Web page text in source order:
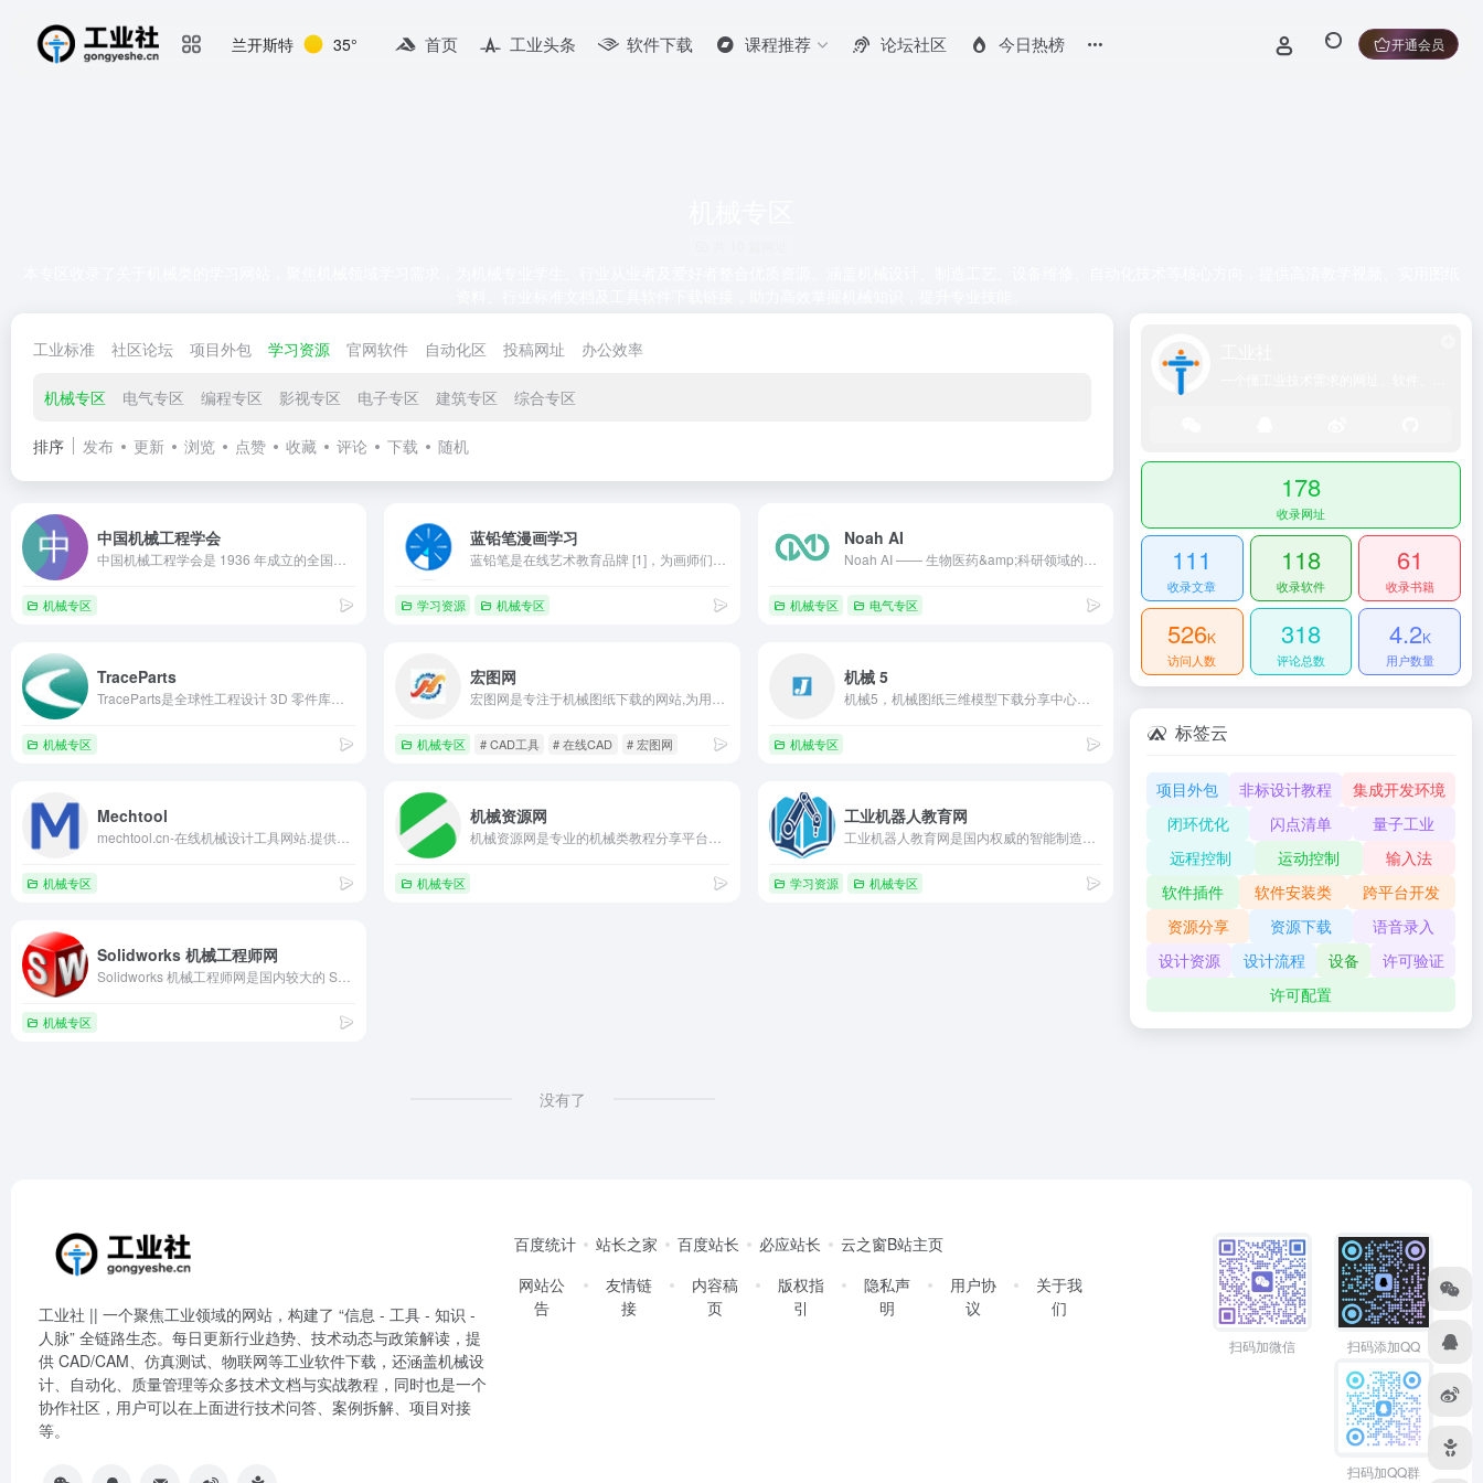
兰开斯特 35° 首页 工业头条 软件下载 课程推荐 论坛社区 今日热榜 开通会员
工业标准 社区论坛 项目外包 学习资源 官网软件 自动化区 投稿网址 办公效率
机械专区 电气专区 编程专区 影视专区 电子专区 建筑专区 综合专区
排序 发布 更新 浏览 点赞 收藏 评论 下载 随机
中国机械工程学会
机械专区
蓝铅笔漫画学习
学习资源 机械专区
Noah AI
机械专区 电气专区
TraceParts
机械专区
宏图网
机械专区 # CAD工具 # 在线CAD # 宏图网
机械 5
机械5，机械图纸三维模型下载分享中心，专注机械工业设计，主要提供机械cad图纸、SolidWorks、Catia、Creo、Pro/E、UG/NX三维模型等技术资料的下载及浏览服务。
机械专区
Mechtool
机械专区
机械资源网
机械专区
工业机器人教育网
学习资源 机械专区
Solidworks 机械工程师网
机械专区
没有了
178
收录网址
111
收录文章
118
收录软件
61
收录书籍
526K
访问人数
318
评论总数
4.2K
用户数量
标签云
项目外包 非标设计教程
集成开发环境
闭环优化
闪点清单
量子工业
远程控制
运动控制
输入法
软件插件
软件安装类
跨平台开发
资源分享
资源下载
语音录入
设计资源
设计流程 设备
许可验证
许可配置
工业社 || 一个聚焦工业领域的网站，构建了 “信息 - 工具 - 知识 -
人脉” 全链路生态。每日更新行业趋势、技术动态与政策解读，提
供 CAD/CAM、仿真测试、物联网等工业软件下载，还涵盖机械设
计、自动化、质量管理等众多技术文档与实战教程，同时也是一个
协作社区，用户可以在上面进行技术问答、案例拆解、项目对接
等。
百度统计 站长之家 百度站长 必应站长
云之窗B站主页
网站公
告
友情链
接
内容稿
页
版权指
引
隐私声
明
用户协
议
关于我
们
扫码加微信 扫码添加QQ
扫码加QQ群